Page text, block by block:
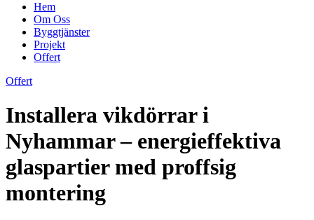
Hem
Om Oss
Byggtjänster
Projekt
Offert
Offert
Installera vikdörrar i
Nyhammar – energieffektiva
glaspartier med proffsig
montering